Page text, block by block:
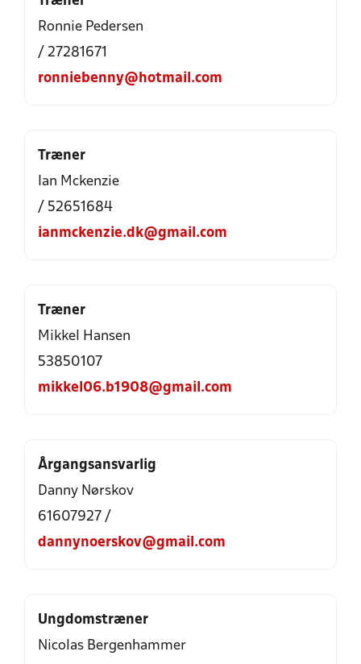
Ronnie Pedersen
/ 27281671
ronniebenny@hotmail.com
Træner
Ian Mckenzie
/ 52651684
ianmckenzie.dk@gmail.com
Træner
Mikkel Hansen
53850107
mikkel06.b1908@gmail.com
Årgangsansvarlig
Danny Nørskov
61607927 /
dannynoerskov@gmail.com
Ungdomstræner
Nicolas Bergenhammer